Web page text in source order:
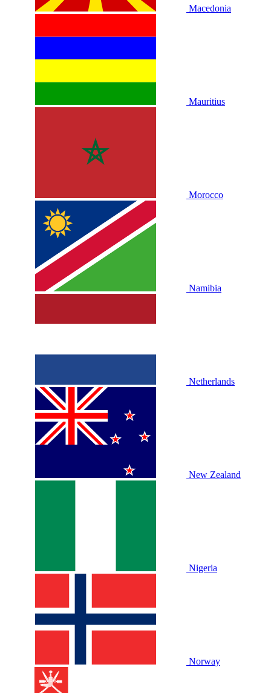
Macedonia
Mauritius
Morocco
Namibia
Netherlands
New Zealand
Nigeria
Norway